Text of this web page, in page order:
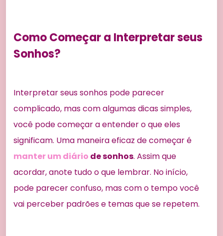
Como Começar a Interpretar seus
Sonhos?
Interpretar seus sonhos pode parecer
complicado, mas com algumas dicas simples,
você pode começar a entender o que eles
significam. Uma maneira eficaz de começar é
manter um diário de sonhos. Assim que
acordar, anote tudo o que lembrar. No início,
pode parecer confuso, mas com o tempo você
vai perceber padrões e temas que se repetem.